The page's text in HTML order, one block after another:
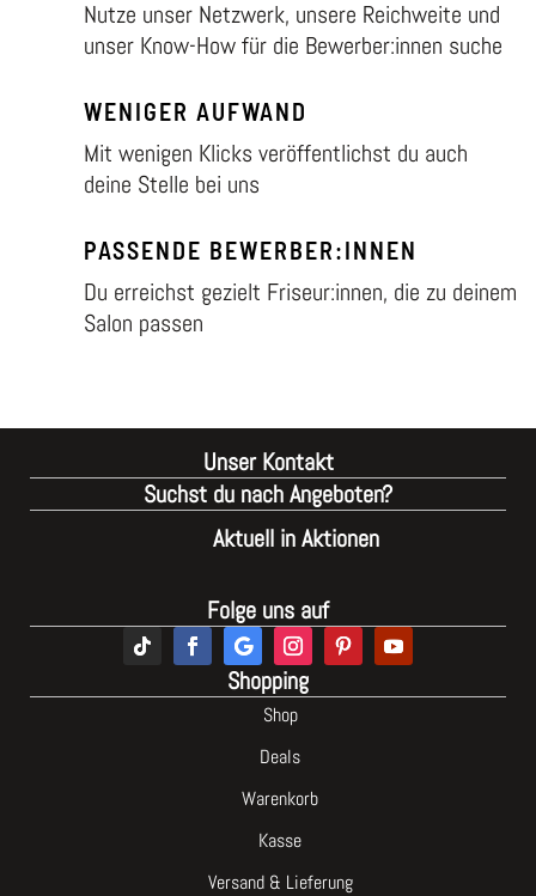
Nutze unser Netzwerk, unsere Reichweite und
unser Know-How für die Bewerber:innen suche
WENIGER AUFWAND
Mit wenigen Klicks veröffentlichst du auch
deine Stelle bei uns
PASSENDE BEWERBER:INNEN
Du erreichst gezielt Friseur:innen, die zu deinem
Salon passen
Unser Kontakt
Suchst du nach Angeboten?
Aktuell in Aktionen
Folge uns auf
Shopping
Shop
Deals
Warenkorb
Kasse
Versand & Lieferung